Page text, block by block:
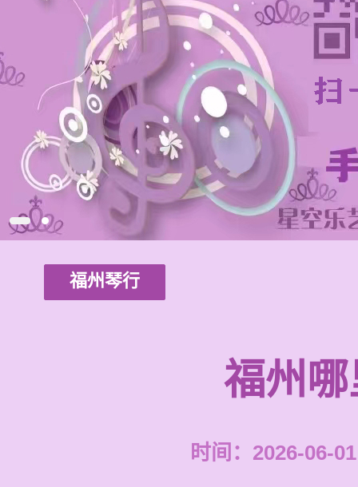
福州琴行
福州
时间：2026-06-